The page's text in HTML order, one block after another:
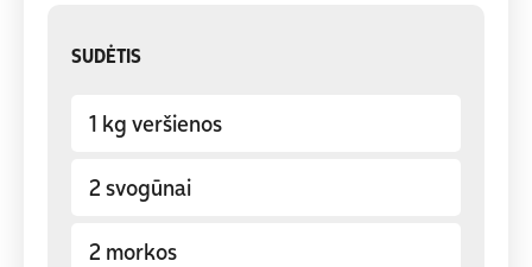
​​SUDĖTIS
1 kg veršienos
2 svogūnai
2 morkos